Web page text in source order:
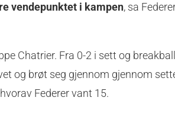
vendepunktet i kampen, sa
Chatrier. Fra 0-2 i sett og
og brøt seg gjennom gjennom
Federer vant 15.